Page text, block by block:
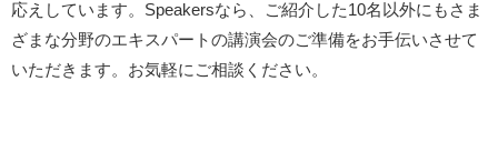
応えしています。Speakersなら、ご紹介した10名以外にもさま
ざまな分野のエキスパートの講演会のご準備をお手伝いさせて
いただきます。お気軽にご相談ください。